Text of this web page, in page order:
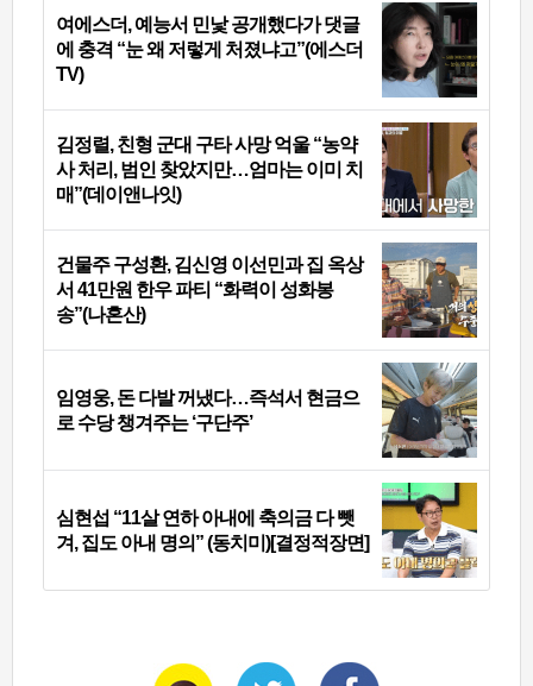
여에스더, 예능서 민낯 공개했다가 댓글
에 충격 “눈 왜 저렇게 처졌냐고”(에스더
TV)
김정렬, 친형 군대 구타 사망 억울 “농약
사 처리, 범인 찾았지만…엄마는 이미 치
매”(데이앤나잇)
건물주 구성환, 김신영 이선민과 집 옥상
서 41만원 한우 파티 “화력이 성화봉
송”(나혼산)
임영웅, 돈 다발 꺼냈다…즉석서 현금으
로 수당 챙겨주는 ‘구단주’
심현섭 “11살 연하 아내에 축의금 다 뺏
겨, 집도 아내 명의” (동치미)[결정적장면]